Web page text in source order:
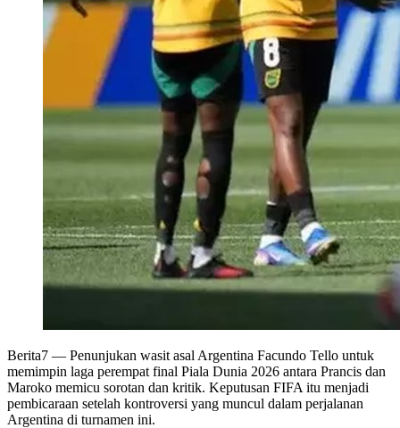
Berita7 — Penunjukan wasit asal Argentina Facundo Tello untuk
memimpin laga perempat final Piala Dunia 2026 antara Prancis dan
Maroko memicu sorotan dan kritik. Keputusan FIFA itu menjadi
pembicaraan setelah kontroversi yang muncul dalam perjalanan
Argentina di turnamen ini.